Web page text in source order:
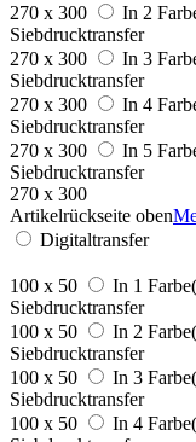
270 x 300
In 2
Siebdrucktransfer
270 x 300
In 3
Siebdrucktransfer
270 x 300
In 4
Siebdrucktransfer
270 x 300
In 5
Siebdrucktransfer
270 x 300
Artikelrückseite oben
Digitaltransfer
100 x 50
In 1
Siebdrucktransfer
100 x 50
In 2
Siebdrucktransfer
100 x 50
In 3
Siebdrucktransfer
100 x 50
In 4